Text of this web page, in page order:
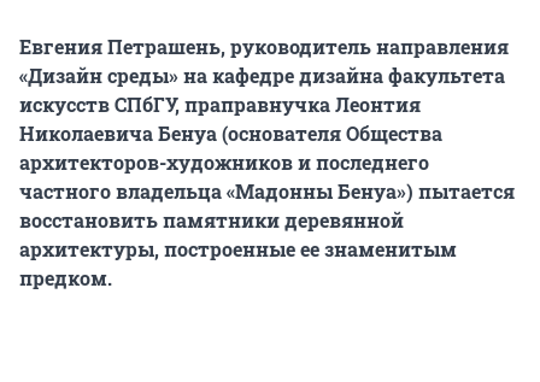
Евгения Петрашень,руководитель направления
«Дизайн среды» на кафедре дизайна факультета
искусств СПбГУ, праправнучка Леонтия
Николаевича Бенуа (основателяОбщества
архитекторов-художников ипоследнего
частного владельца «Мадонны Бенуа») пытается
восстановить памятники деревянной
архитектуры, построенные ее знаменитым
предком.